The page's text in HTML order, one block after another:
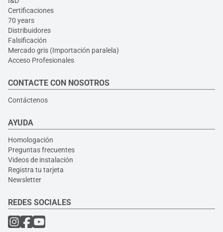
Certificaciones
70 years
Distribuidores
Falsificación
Mercado gris (Importación paralela)
Acceso Profesionales
CONTACTE CON NOSOTROS
Contáctenos
AYUDA
Homologación
Preguntas frecuentes
Videos de instalación
Registra tu tarjeta
Newsletter
REDES SOCIALES